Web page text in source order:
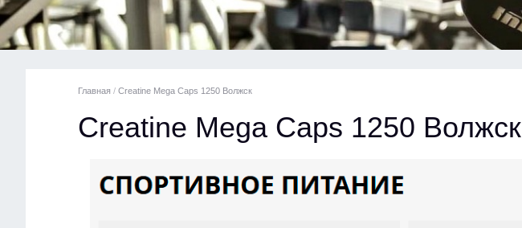
Главная / Creatine Mega Caps 1250 Волжск
Creatine Mega Caps 1250 Волжск